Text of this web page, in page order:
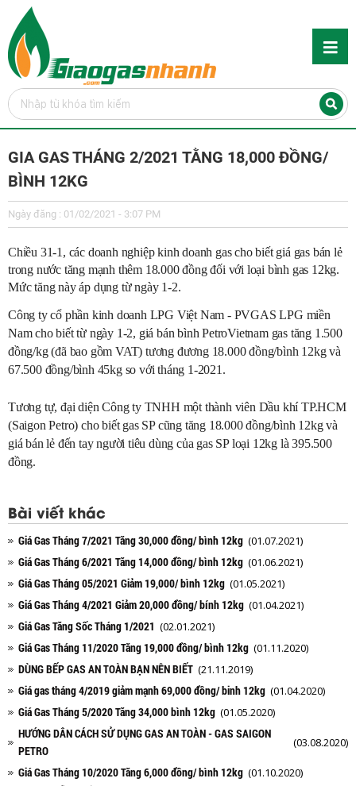
GIA GAS THÁNG 2/2021 TẰNG 18,000 ĐỒNG/
BÌNH 12KG
Ngày đăng : 01/02/2021 - 3:07 PM
Chiều 31-1, các doanh nghiệp kinh doanh gas cho biết giá gas bán lẻ
trong nước tăng mạnh thêm 18.000 đồng đối với loại bình gas 12kg.
Mức tăng này áp dụng từ ngày 1-2.
Công ty cổ phần kinh doanh LPG Việt Nam - PVGAS LPG miền
Nam cho biết từ ngày 1-2, giá bán bình PetroVietnam gas tăng 1.500
đồng/kg (đã bao gồm VAT) tương đương 18.000 đồng/bình 12kg và
67.500 đồng/bình 45kg so với tháng 1-2021.
Tương tự, đại diện Công ty TNHH một thành viên Dầu khí TP.HCM
(Saigon Petro) cho biết gas SP cũng tăng 18.000 đồng/bình 12kg và
giá bán lẻ đến tay người tiêu dùng của gas SP loại 12kg là 395.500
đồng.
Bài viết khác
Giá Gas Tháng 7/2021 Tăng 30,000 đồng/ bình 12kg (01.07.2021)
Giá Gas Tháng 6/2021 Tăng 14,000 đồng/ bình 12kg (01.06.2021)
Giá Gas Tháng 05/2021 Giảm 19,000/ bình 12kg (01.05.2021)
Giá Gas Tháng 4/2021 Giảm 20,000 đồng/ bính 12kg (01.04.2021)
Giá Gas Tăng Sốc Tháng 1/2021 (02.01.2021)
Giá Gas Tháng 11/2020 Tăng 19,000 đồng/ bình 12kg (01.11.2020)
DÙNG BẾP GAS AN TOÀN BẠN NÊN BIẾT (21.11.2019)
Giá gas tháng 4/2019 giảm mạnh 69,000 đồng/ binh 12kg (01.04.2020)
Giá Gas Tháng 5/2020 Tăng 34,000 bình 12kg (01.05.2020)
HƯỚNG DÂN CÁCH SỬ DỤNG GAS AN TOÀN - GAS SAIGON
PETRO
(03.08.2020)
Giá Gas Tháng 10/2020 Tăng 6,000 đồng/ bình 12kg (01.10.2020)